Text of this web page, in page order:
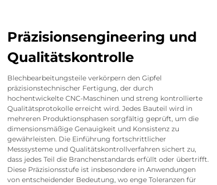
Präzisionsengineering und
Qualitätskontrolle
Blechbearbeitungsteile verkörpern den Gipfel
präzisionstechnischer Fertigung, der durch
hochentwickelte CNC-Maschinen und streng kontrollierte
Qualitätsprotokolle erreicht wird. Jedes Bauteil wird in
mehreren Produktionsphasen sorgfältig geprüft, um die
dimensionsmäßige Genauigkeit und Konsistenz zu
gewährleisten. Die Einführung fortschrittlicher
Messsysteme und Qualitätskontrollverfahren sichert zu,
dass jedes Teil die Branchenstandards erfüllt oder übertrifft.
Diese Präzisionsstufe ist insbesondere in Anwendungen
von entscheidender Bedeutung, wo enge Toleranzen für